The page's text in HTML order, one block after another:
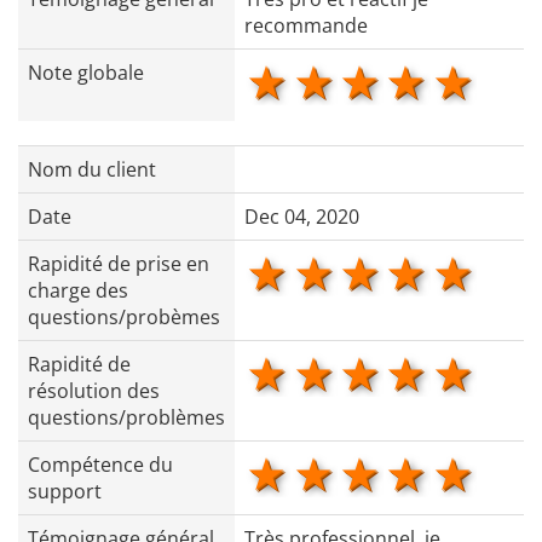
recommande
Note globale
4
3 stars
2 stars
1 star
Nom du client
Date
Dec 04, 2020
Rapidité de prise en
charge des
questions/probèmes
4
3 stars
2 stars
1 star
Rapidité de
résolution des
questions/problèmes
4
3 stars
2 stars
1 star
Compétence du
support
4
3 stars
2 stars
1 star